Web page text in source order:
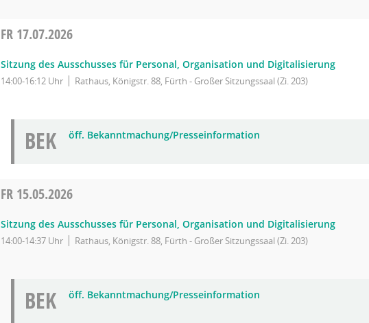
FR 17.07.2026
Sitzung des Ausschusses für Personal, Organisation und Digitalisierung
14:00-16:12 Uhr Rathaus, Königstr. 88, Fürth - Großer Sitzungssaal (Zi. 203)
BEK öff. Bekanntmachung/Presseinformation
FR 15.05.2026
Sitzung des Ausschusses für Personal, Organisation und Digitalisierung
14:00-14:37 Uhr Rathaus, Königstr. 88, Fürth - Großer Sitzungssaal (Zi. 203)
BEK öff. Bekanntmachung/Presseinformation